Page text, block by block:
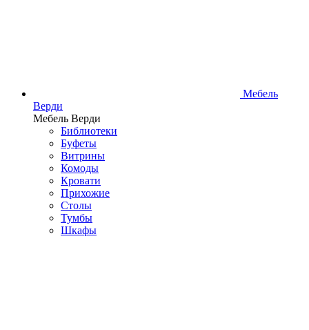
Мебель
Верди
Мебель Верди
Библиотеки
Буфеты
Витрины
Комоды
Кровати
Прихожие
Столы
Тумбы
Шкафы